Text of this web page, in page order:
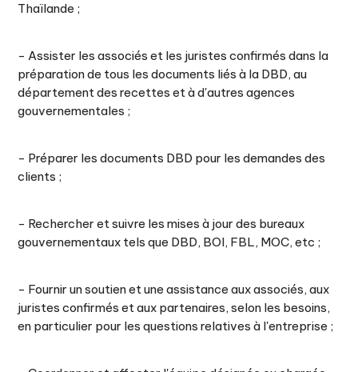
Thaïlande ;
- Assister les associés et les juristes confirmés dans la
préparation de tous les documents liés à la DBD, au
département des recettes et à d'autres agences
gouvernementales ;
- Préparer les documents DBD pour les demandes des
clients ;
- Rechercher et suivre les mises à jour des bureaux
gouvernementaux tels que DBD, BOI, FBL, MOC, etc ;
- Fournir un soutien et une assistance aux associés, aux
juristes confirmés et aux partenaires, selon les besoins,
en particulier pour les questions relatives à l'entreprise ;